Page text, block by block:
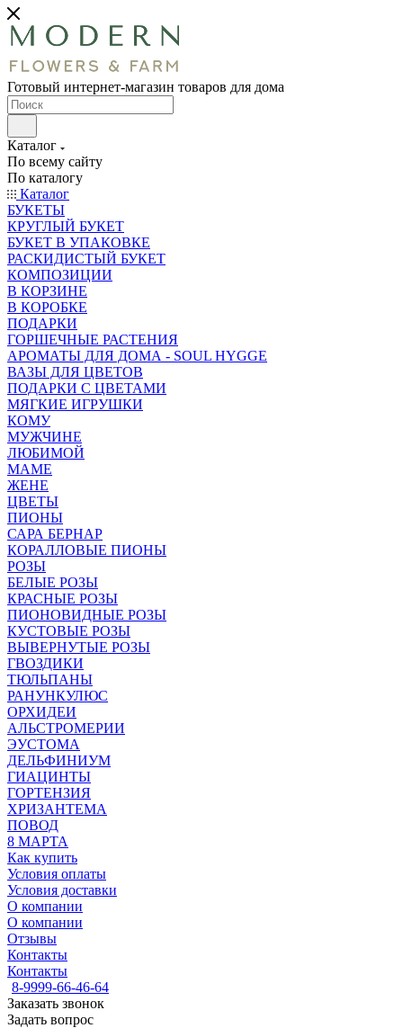
Готовый интернет-магазин товаров для дома
Каталог
По всему сайту
По каталогу
Каталог
БУКЕТЫ
КРУГЛЫЙ БУКЕТ
БУКЕТ В УПАКОВКЕ
РАСКИДИСТЫЙ БУКЕТ
КОМПОЗИЦИИ
В КОРЗИНЕ
В КОРОБКЕ
ПОДАРКИ
ГОРШЕЧНЫЕ РАСТЕНИЯ
АРОМАТЫ ДЛЯ ДОМА - SOUL HYGGE
ВАЗЫ ДЛЯ ЦВЕТОВ
ПОДАРКИ С ЦВЕТАМИ
МЯГКИЕ ИГРУШКИ
КОМУ
МУЖЧИНЕ
ЛЮБИМОЙ
МАМЕ
ЖЕНЕ
ЦВЕТЫ
ПИОНЫ
САРА БЕРНАР
КОРАЛЛОВЫЕ ПИОНЫ
РОЗЫ
БЕЛЫЕ РОЗЫ
КРАСНЫЕ РОЗЫ
ПИОНОВИДНЫЕ РОЗЫ
КУСТОВЫЕ РОЗЫ
ВЫВЕРНУТЫЕ РОЗЫ
ГВОЗДИКИ
ТЮЛЬПАНЫ
РАНУНКУЛЮС
ОРХИДЕИ
АЛЬСТРОМЕРИИ
ЭУСТОМА
ДЕЛЬФИНИУМ
ГИАЦИНТЫ
ГОРТЕНЗИЯ
ХРИЗАНТЕМА
ПОВОД
8 МАРТА
Как купить
Условия оплаты
Условия доставки
О компании
О компании
Отзывы
Контакты
Контакты
8-9999-66-46-64
Заказать звонок
Задать вопрос